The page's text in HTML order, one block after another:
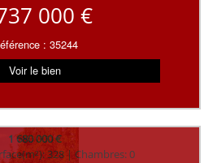
000 €
: 35244
Voir le bien
1 680 000 €
328 | Chambres: 0